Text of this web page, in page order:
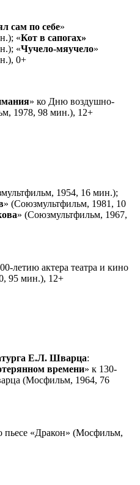
сам по себе»
«Кот в сапогах»
«Чучело-мяучело»
0+
» ко Дню воздушно-
1978, 98 мин.), 12+
1954, 16 мин.);
» (Союзмультфильм, 1981, 10
» (Союзмультфильм, 1967,
летию актера театра и кино
95 мин.), 12+
Е.Л. Шварца:
времени» к 130-
(Мосфильм, 1964, 76
пьесе «Дракон» (Мосфильм,